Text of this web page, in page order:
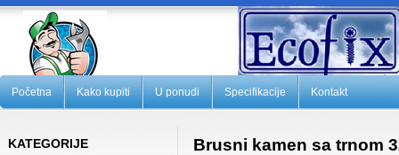
Početna Kako kupiti U ponudi Specifikacije Kontakt
KATEGORIJE Brusni kamen sa trnom